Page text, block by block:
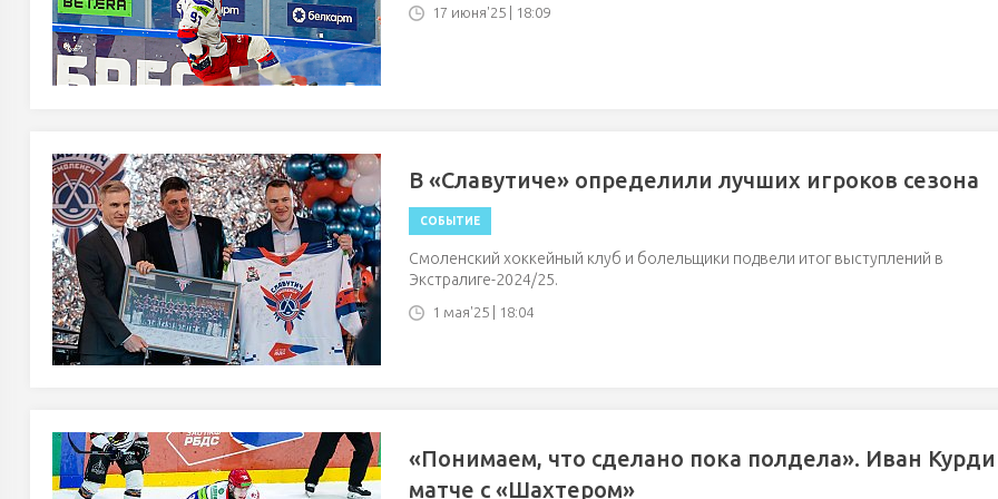
17 июня'25 | 18:09
В «Славутиче» определили лучших игроков сезона
СОБЫТИЕ
Смоленский хоккейный клуб и болельщики подвели итог выступлений в
Экстралиге-2024/25.
1 мая'25 | 18:04
«Понимаем, что сделано пока полдела». Иван
матче с «Шахтером»